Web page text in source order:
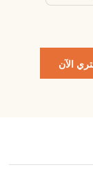
الآن